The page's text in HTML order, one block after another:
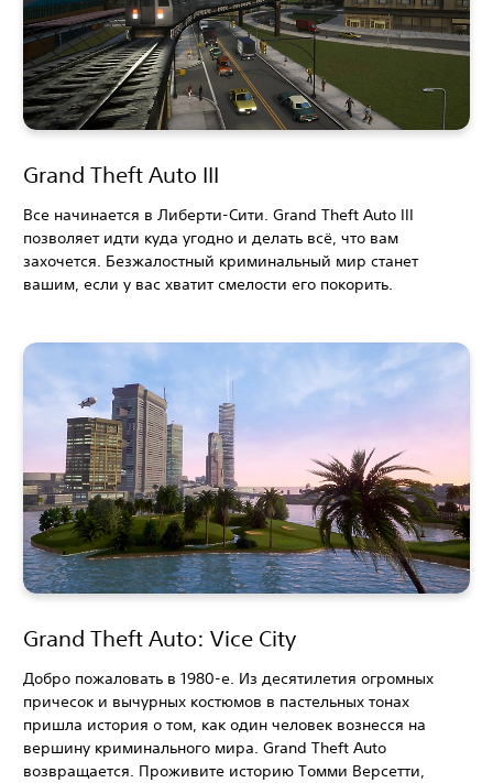
Grand Theft Auto III
Все начинается в Либерти-Сити. Grand Theft Auto III
позволяет идти куда угодно и делать всё, что вам
захочется. Безжалостный криминальный мир станет
вашим, если у вас хватит смелости его покорить.
Grand Theft Auto: Vice City
Добро пожаловать в 1980-е. Из десятилетия огромных
причесок и вычурных костюмов в пастельных тонах
пришла история о том, как один человек вознесся на
вершину криминального мира. Grand Theft Auto
возвращается. Проживите историю Томми Версетти,